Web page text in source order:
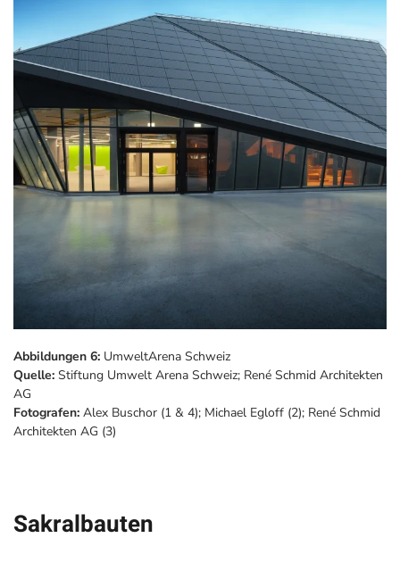
Abbildungen 6: UmweltArena Schweiz
Quelle: Stiftung Umwelt Arena Schweiz; René Schmid Architekten
AG
Fotografen: Alex Buschor (1 & 4); Michael Egloff (2); René Schmid
Architekten AG (3)
Sakralbauten